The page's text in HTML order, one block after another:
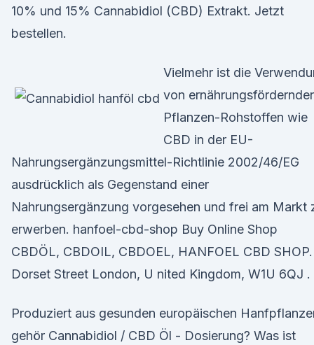
10% und 15% Cannabidiol (CBD) Extrakt. Jetzt
bestellen.
Vielmehr ist die
von
Pflanzen-Rohstoffen wie
CBD in der EU-
Nahrungsergänzungsmittel-Richtlinie 2002/46/EG
ausdrücklich als Gegenstand einer
Nahrungsergänzung vorgesehen und frei am Markt
erwerben. hanfoel-cbd-shop Buy Online Shop
CBDÖL, CBDOIL, CBDOEL, HANFOEL CBD SHOP.
Dorset Street London, U nited Kingdom, W1U 6QJ .
Produziert aus gesunden europäischen
gehör Cannabidiol / CBD Öl - Dosierung? Was ist